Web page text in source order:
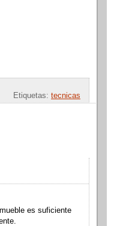
Etiquetas: tecnicas
es suficiente